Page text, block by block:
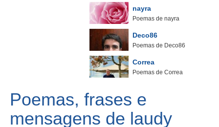
nayra
Poemas de nayra
Deco86
Poemas de Deco86
Correa
Poemas de Correa
Poemas, frases e
mensagens de laudy